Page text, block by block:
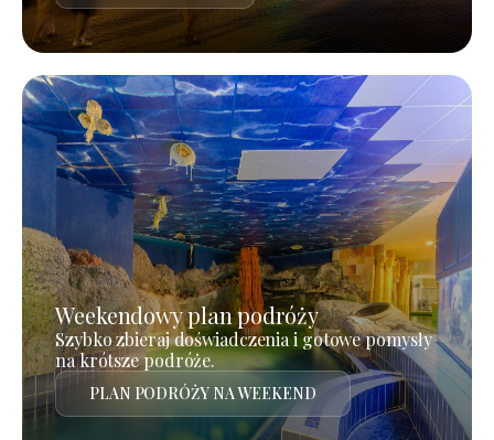
Weekendowy plan podróży
Szybko zbieraj doświadczenia i gotowe pomysły
na krótsze podróże.
PLAN PODRÓŻY NA WEEKEND